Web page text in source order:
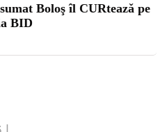
Boloş îl CURteazǎ pe
BID